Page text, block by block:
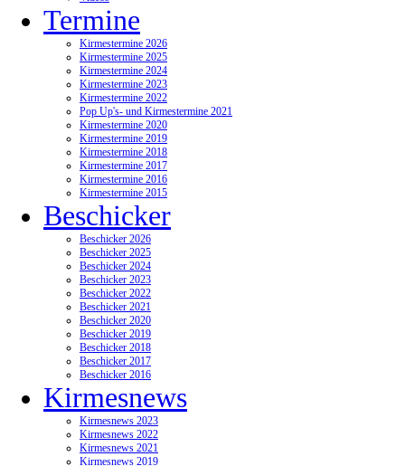
Termine
Kirmestermine 2026
Kirmestermine 2025
Kirmestermine 2024
Kirmestermine 2023
Kirmestermine 2022
Pop Up's- und Kirmestermine 2021
Kirmestermine 2020
Kirmestermine 2019
Kirmestermine 2018
Kirmestermine 2017
Kirmestermine 2016
Kirmestermine 2015
Beschicker
Beschicker 2026
Beschicker 2025
Beschicker 2024
Beschicker 2023
Beschicker 2022
Beschicker 2021
Beschicker 2020
Beschicker 2019
Beschicker 2018
Beschicker 2017
Beschicker 2016
Kirmesnews
Kirmesnews 2023
Kirmesnews 2022
Kirmesnews 2021
Kirmesnews 2019